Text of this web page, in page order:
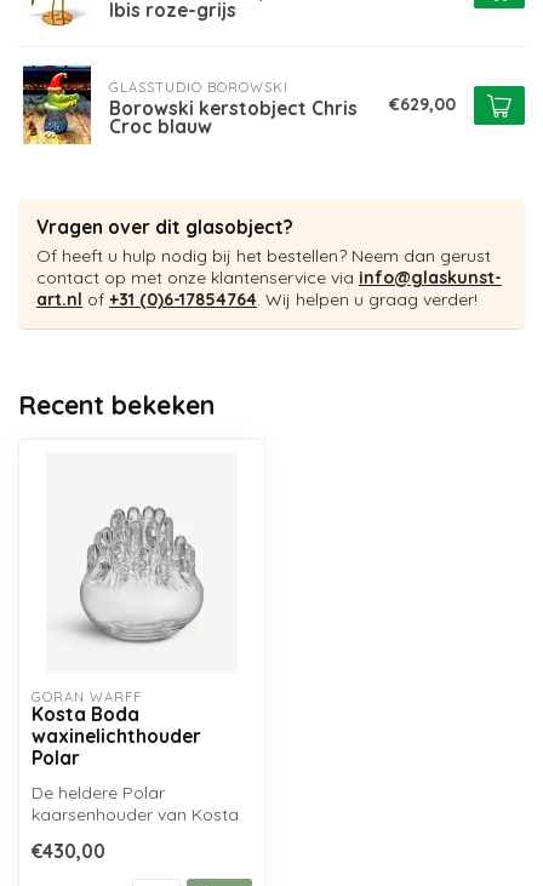
Ibis roze-grijs
GLASSTUDIO BOROWSKI
Borowski kerstobject Chris
Croc blauw
€629,00
Vragen over dit glasobject?
Of heeft u hulp nodig bij het bestellen? Neem dan gerust
contact op met onze klantenservice via info@glaskunst-
art.nl of +31 (0)6-17854764. Wij helpen u graag verder!
Recent bekeken
GÖRAN WÄRFF
Kosta Boda
waxinelichthouder
Polar
De heldere Polar
kaarsenhouder van Kosta
handgevormd uit...
€430,00